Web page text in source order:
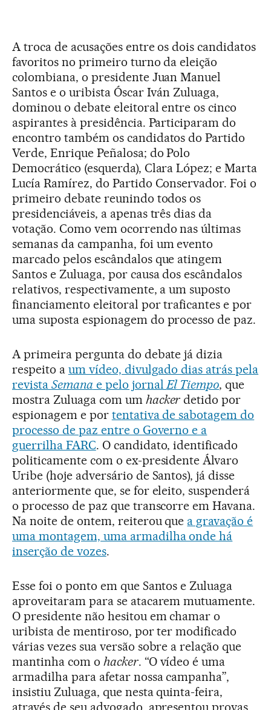
A troca de acusações entre os dois candidatos
favoritos no primeiro turno da eleição
colombiana, o presidente Juan Manuel
Santos e o uribista Óscar Iván Zuluaga,
dominou o debate eleitoral entre os cinco
aspirantes à presidência. Participaram do
encontro também os candidatos do Partido
Verde, Enrique Peñalosa; do Polo
Democrático (esquerda), Clara López; e Marta
Lucía Ramírez, do Partido Conservador. Foi o
primeiro debate reunindo todos os
presidenciáveis, a apenas três dias da
votação. Como vem ocorrendo nas últimas
semanas da campanha, foi um evento
marcado pelos escândalos que atingem
Santos e Zuluaga, por causa dos escândalos
relativos, respectivamente, a um suposto
financiamento eleitoral por traficantes e por
uma suposta espionagem do processo de paz.
A primeira pergunta do debate já dizia
respeito a um vídeo, divulgado dias atrás pela
revista Semana e pelo jornalEl Tiempo, que
mostra Zuluaga com um hacker detido por
espionagem e por tentativa de sabotagem do
processo de paz entre o Governo e a
guerrilha FARC. O candidato, identificado
politicamente com o ex-presidente Álvaro
Uribe (hoje adversário de Santos), já disse
anteriormente que, se for eleito, suspenderá
o processo de paz que transcorre em Havana.
Na noite de ontem, reiterou que a gravação é
uma montagem, uma armadilha onde há
inserção de vozes.
Esse foi o ponto em que Santos e Zuluaga
aproveitaram para se atacarem mutuamente.
O presidente não hesitou em chamar o
uribista de mentiroso, por ter modificado
várias vezes sua versão sobre a relação que
mantinha com o hacker. “O vídeo é uma
armadilha para afetar nossa campanha”,
insistiu Zuluaga, que nesta quinta-feira,
através de seu advogado, apresentou provas